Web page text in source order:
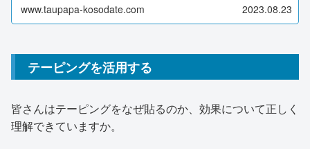
ミングを解説しています。
www.taupapa-kosodate.com 2023.08.23
テーピングを活用する
皆さんはテーピングをなぜ貼るのか、効果について正しく
理解できていますか。